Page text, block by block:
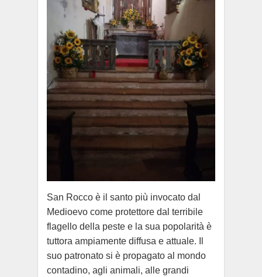
San Rocco è il santo più invocato dal
Medioevo come protettore dal terribile
flagello della peste e la sua popolarità è
tuttora ampiamente diffusa e attuale. Il
suo patronato si è propagato al mondo
contadino, agli animali, alle grandi